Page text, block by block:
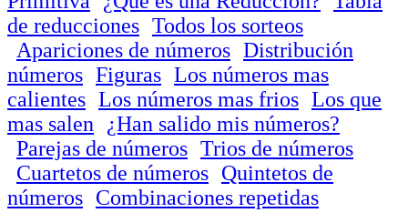
de reducciones Todos los sorteos
Apariciones de números Distribución
números Figuras Los números mas
calientes Los números mas frios Los que
mas salen
¿Han salido mis números?
Parejas de números Trios de números
Cuartetos de números Quintetos de
números Combinaciones repetidas